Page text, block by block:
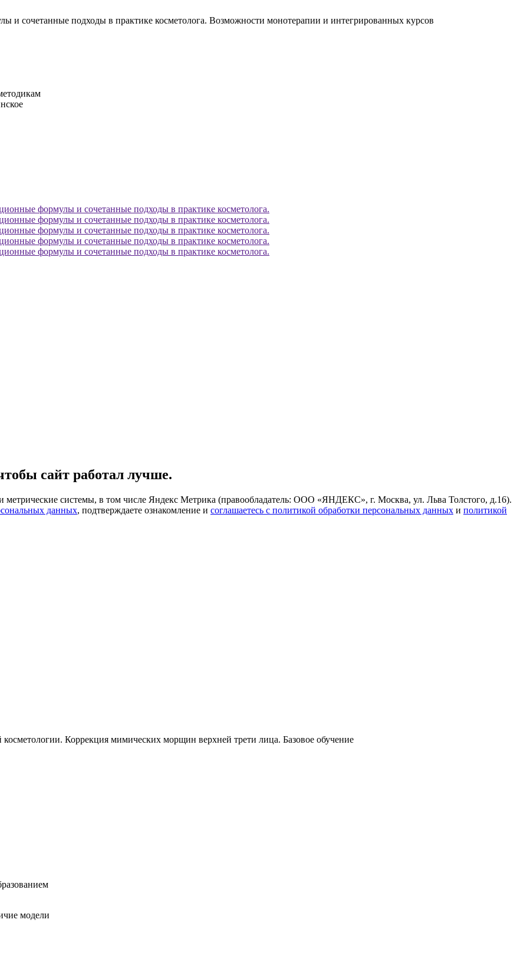
и сочетанные подходы в практике косметолога. Возможности монотерапии и интегрированных курсов
формулы и сочетанные подходы в практике косметолога.
формулы и сочетанные подходы в практике косметолога.
формулы и сочетанные подходы в практике косметолога.
формулы и сочетанные подходы в практике косметолога.
формулы и сочетанные подходы в практике косметолога.
сайт работал лучше.
метрические системы, в том числе Яндекс Метрика (правообладатель: ООО «ЯНДЕКС», г. Москва, ул. Льва Толстого, д.16).
данных, подтверждаете ознакомление и соглашаетесь с политикой обработки персональных данных и политикой
Коррекция мимических морщин верхней трети лица. Базовое обучение
модели